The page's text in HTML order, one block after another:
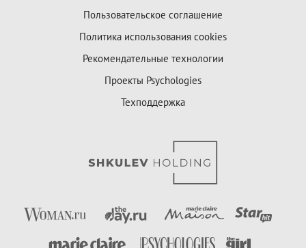
Пользовательское соглашение
Политика использования cookies
Рекомендательные технологии
Проекты Psychologies
Техподдержка